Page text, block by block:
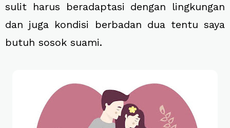
sulit harus beradaptasi dengan lingkungan
dan juga kondisi berbadan dua tentu saya
butuh sosok suami.